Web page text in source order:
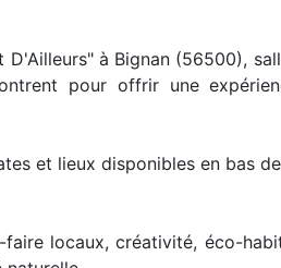
à Bignan (56500),
pour offrir une
et lieux disponibles en bas
locaux, créativité, éco-